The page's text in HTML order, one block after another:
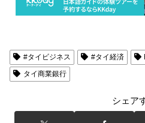
#タイビジネス #タイ経済
タイ商業銀行
シェア